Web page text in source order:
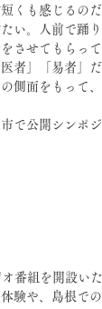
くも感じるの
い。人前で踊
させてもらって
者」「易者」
側面をもって
で公開シンポ
番組を開設いた
験や、島根で